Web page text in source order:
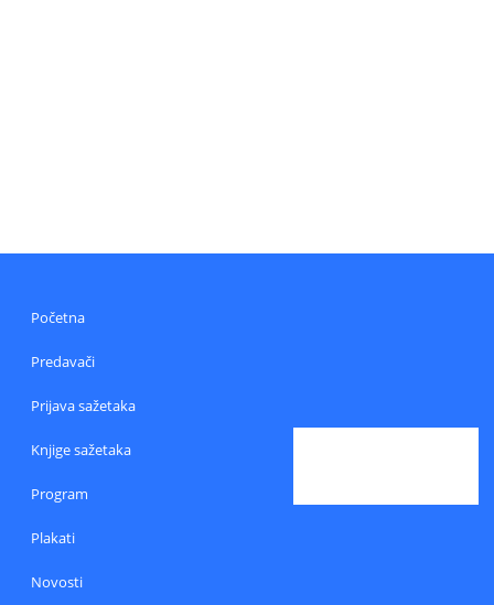
Početna
Predavači
Prijava sažetaka
Knjige sažetaka
Program
Plakati
Novosti